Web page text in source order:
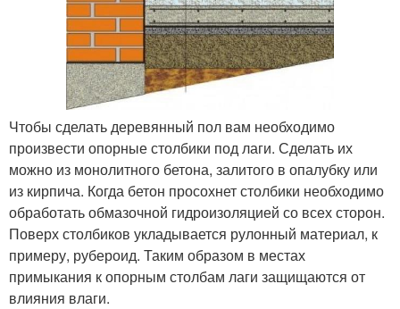
Чтобы сделать деревянный пол вам необходимо
произвести опорные столбики под лаги. Сделать их
можно из монолитного бетона, залитого в опалубку или
из кирпича. Когда бетон просохнет столбики необходимо
обработать обмазочной гидроизоляцией со всех сторон.
Поверх столбиков укладывается рулонный материал, к
примеру, рубероид. Таким образом в местах
примыкания к опорным столбам лаги защищаются от
влияния влаги.